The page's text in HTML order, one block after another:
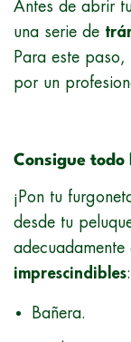
Antes de abrir
una serie de
Para este
por un
Consigue todo
¡Pon tu
desde tu
imprescindibles:
Bañera.